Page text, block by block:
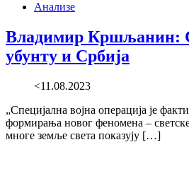
Анализе
Владимир Кршљанин:
убунту и Србија
<11.08.2023
„Специјална војна операција је
формирања новог феномена –
многе земље света показују […]